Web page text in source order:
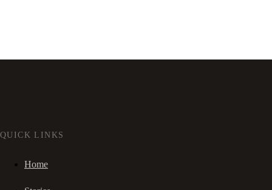
QUICK LINKS
Home